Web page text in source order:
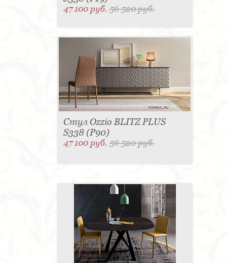
47 100 руб.56 520 руб.
Стул Ozzio BLITZ PLUS
S338 (P90)
47 100 руб.56 520 руб.